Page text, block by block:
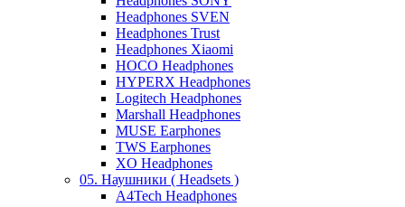
Headphones SVEN
Headphones Trust
Headphones Xiaomi
HOCO Headphones
HYPERX Headphones
Logitech Headphones
Marshall Headphones
MUSE Earphones
TWS Earphones
XO Headphones
05. Наушники ( Headsets )
A4Tech Headphones